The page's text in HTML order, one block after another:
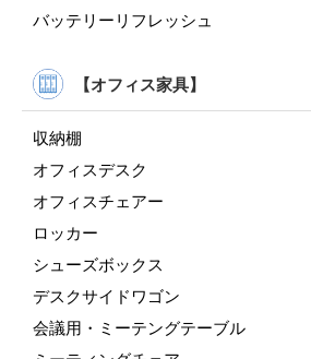
バッテリーリフレッシュ
【オフィス家具】
収納棚
オフィスデスク
オフィスチェアー
ロッカー
シューズボックス
デスクサイドワゴン
会議用・ミーテングテーブル